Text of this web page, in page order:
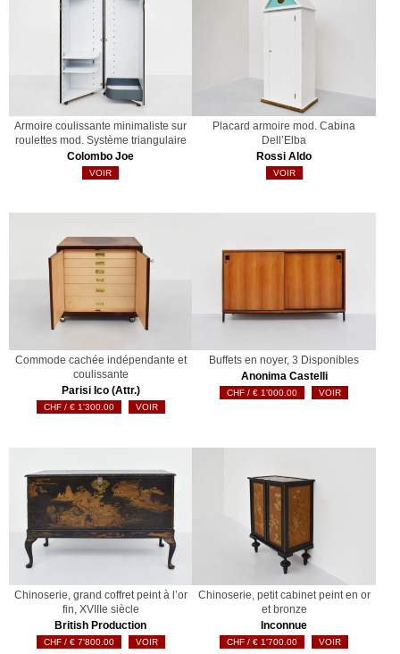
Armoire coulissante minimaliste sur
roulettes mod. Système triangulaire
Colombo Joe
VOIR
Placard armoire mod. Cabina
Dell’Elba
Rossi Aldo
VOIR
Commode cachée indépendante et
coulissante
Parisi Ico (Attr.)
€1'300.00 VOIR
Buffets en noyer, 3 Disponibles
Anonima Castelli
€ 1'000.00 VOIR
Chinoserie, grand coffret peint à l’or
fin, XVIIIe siècle
British Production
€7'800.00 VOIR
Chinoserie, petit cabinet peint en or
et bronze
Inconnue
€ 1'700.00 VOIR